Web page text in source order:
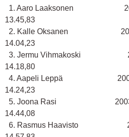
1. Aaro Laaksonen
13.45,83
2. Kalle Oksanen
14.04,23
3. Jermu Vihmakoski
14.18,80
4. Aapeli Leppä
14.24,23
5. Joona Rasi 2003
14.44,08
6. Rasmus Haavisto